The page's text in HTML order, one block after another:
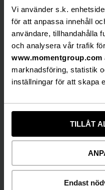
Vi använder s.k.
för att anpassa innehåll
användare, tillhandahålla
och analysera vår trafik
www.momentgroup.com
marknadsföring, statistik
inställningar för att skapa
TILLÅT
Endast
”Efter snart åtta år
det rätt att lämna
orderläge är nu
motivationen bland
stark. Jag ser med
uppgifter där min
Karlsson”
Niclas Linnér tar över
Hansen Event &
februari och kommer